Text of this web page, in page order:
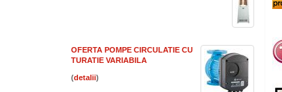
OFERTA POMPE CIRCULATIE CU
TURATIE VARIABILA
( )